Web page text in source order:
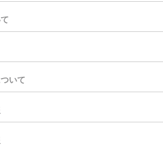
いて